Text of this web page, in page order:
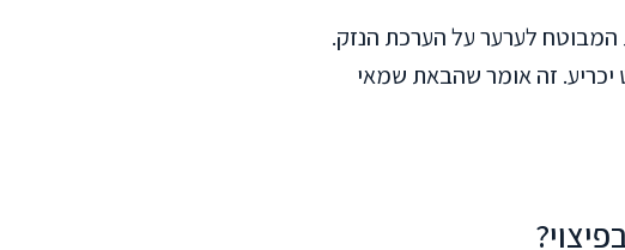
המבוטח לערער על הערכת הנזק.
זה אומר שהבאת שמאי